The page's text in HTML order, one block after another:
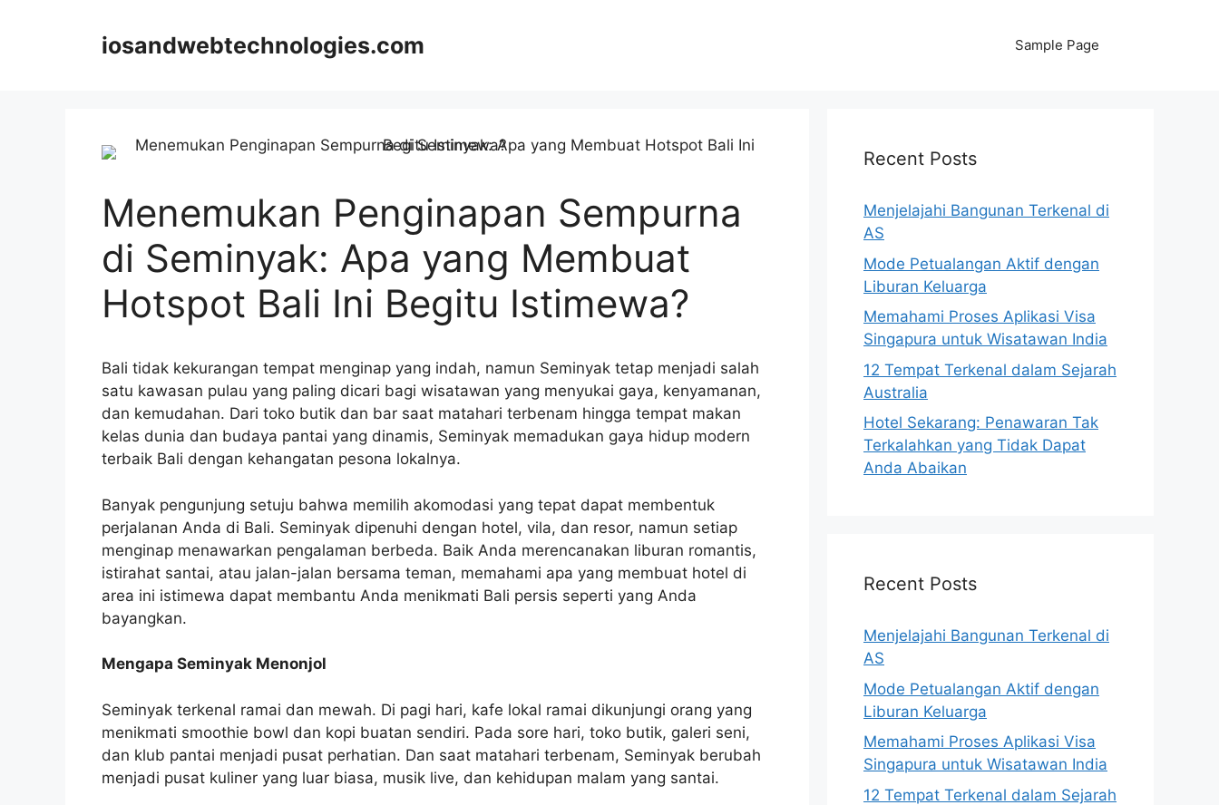
iosandwebtechnologies.com Sample Page
Menemukan Penginapan Sempurna
di Seminyak: Apa yang Membuat
Hotspot Bali Ini Begitu Istimewa?
Bali tidak kekurangan tempat menginap yang indah, namun Seminyak tetap menjadi salah
satu kawasan pulau yang paling dicari bagi wisatawan yang menyukai gaya, kenyamanan,
dan kemudahan. Dari toko butik dan bar saat matahari terbenam hingga tempat makan
kelas dunia dan budaya pantai yang dinamis, Seminyak memadukan gaya hidup modern
terbaik Bali dengan kehangatan pesona lokalnya.
Banyak pengunjung setuju bahwa memilih akomodasi yang tepat dapat membentuk
perjalanan Anda di Bali. Seminyak dipenuhi dengan hotel, vila, dan resor, namun setiap
menginap menawarkan pengalaman berbeda. Baik Anda merencanakan liburan romantis,
istirahat santai, atau jalan-jalan bersama teman, memahami apa yang membuat hotel di
area ini istimewa dapat membantu Anda menikmati Bali persis seperti yang Anda
bayangkan.
Mengapa Seminyak Menonjol
Seminyak terkenal ramai dan mewah. Di pagi hari, kafe lokal ramai dikunjungi orang yang
menikmati smoothie bowl dan kopi buatan sendiri. Pada sore hari, toko butik, galeri seni,
dan klub pantai menjadi pusat perhatian. Dan saat matahari terbenam, Seminyak berubah
menjadi pusat kuliner yang luar biasa, musik live, dan kehidupan malam yang santai.
Recent Posts
Menjelajahi Bangunan Terkenal di
AS
Mode Petualangan Aktif dengan
Liburan Keluarga
Memahami Proses Aplikasi Visa
Singapura untuk Wisatawan India
12 Tempat Terkenal dalam Sejarah
Australia
Hotel Sekarang: Penawaran Tak
Terkalahkan yang Tidak Dapat
Anda Abaikan
Recent Posts
Menjelajahi Bangunan Terkenal di
AS
Mode Petualangan Aktif dengan
Liburan Keluarga
Memahami Proses Aplikasi Visa
Singapura untuk Wisatawan India
12 Tempat Terkenal dalam Sejarah